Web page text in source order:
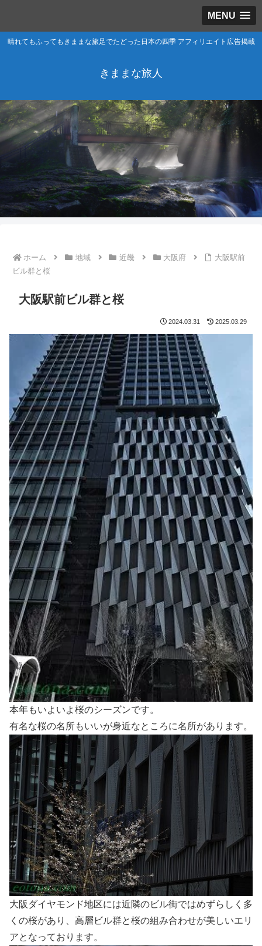
MENU
晴れてもふってもきままな旅足でたどった日本の四季 アフィリエイト広告掲載
きままな旅人
ホーム 地域 近畿 大阪府
大阪駅前
ビル群と桜
大阪駅前ビル群と桜
2024.03.31 2025.03.29
本年もいよいよ桜のシーズンです。
有名な桜の名所もいいが身近なところに名所があります。
大阪ダイヤモンド地区には近隣のビル街ではめずらしく多
くの桜があり、高層ビル群と桜の組み合わせが美しいエリ
アとなっております。